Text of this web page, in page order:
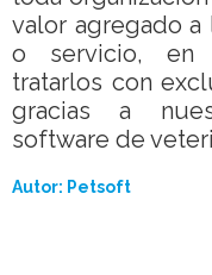
valor agregado
o servicio, en
tratarlos con
gracias a
software de
Autor: Petsoft